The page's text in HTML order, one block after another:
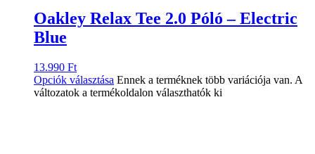
Oakley Relax Tee 2.0 Póló – Electric
Blue
13.990 Ft
Opciók választása Ennek a terméknek több variációja van. A
változatok a termékoldalon választhatók ki